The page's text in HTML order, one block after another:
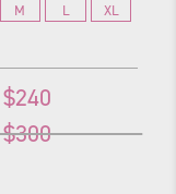
M L
XL
$240
$300